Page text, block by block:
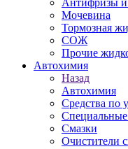
Мочевина
Тормозная
СОЖ
Прочие
Автохимия
Назад
Автохимия
Средства по
Специальные
Смазки
Очистители